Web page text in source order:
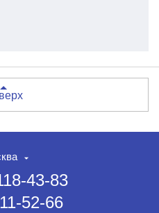
43-83
52-66